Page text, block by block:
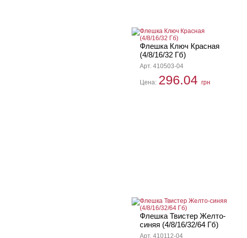
Флешка Ключ Красная
(4/8/16/32 Гб)
Арт. 410503-04
Цена: 296.04 грн
Флешка Твистер Желто-
синяя (4/8/16/32/64 Гб)
Арт. 410112-04